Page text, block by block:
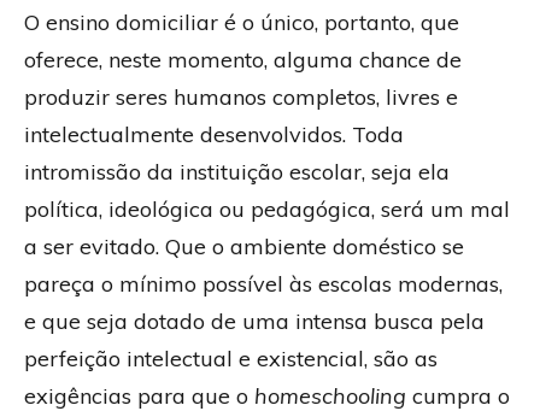
O ensino domiciliar é o único, portanto, que
oferece, neste momento, alguma chance de
produzir seres humanos completos, livres e
intelectualmente desenvolvidos. Toda
intromissão da instituição escolar, seja ela
política, ideológica ou pedagógica, será um mal
a ser evitado. Que o ambiente doméstico se
pareça o mínimo possível às escolas modernas,
e que seja dotado de uma intensa busca pela
perfeição intelectual e existencial, são as
exigências para que o homeschooling cumpra o